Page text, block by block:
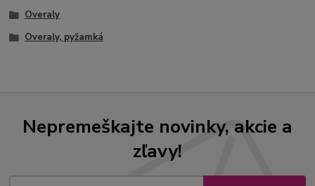
Overaly
Overaly, pyžamká
Nepremeškajte novinky, akcie a
zľavy!